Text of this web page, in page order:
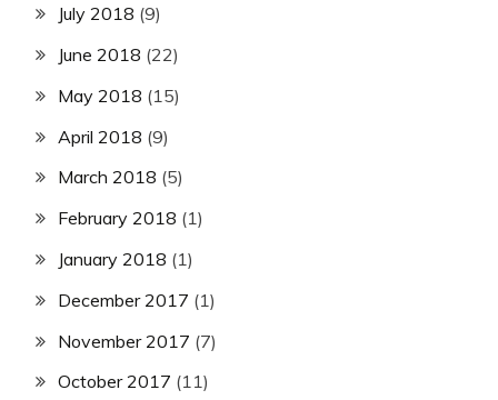
July 2018 (9)
June 2018 (22)
May 2018 (15)
April 2018 (9)
March 2018 (5)
February 2018 (1)
January 2018 (1)
December 2017 (1)
November 2017 (7)
October 2017 (11)